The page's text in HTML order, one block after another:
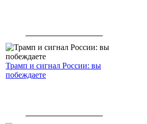
Трамп и сигнал России: вы
побеждаете